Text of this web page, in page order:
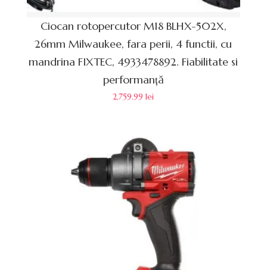
Ciocan rotopercutor M18 BLHX-502X,
26mm Milwaukee, fara perii, 4 functii, cu
mandrina FIXTEC, 4933478892. Fiabilitate si
performanță
2,759.99lei